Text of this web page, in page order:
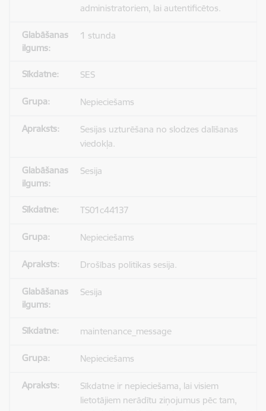
administratoriem, lai autentificētos.
1 stunda
SES
Nepieciešams
Sesijas uzturēšana no slodzes dalīšanas
viedokļa.
Sesija
TS01c44137
Nepieciešams
Drošības politikas sesija.
Sesija
maintenance_message
Nepieciešams
Sīkdatne ir nepieciešama, lai visiem
lietotājiem nerādītu ziņojumus pēc tam,